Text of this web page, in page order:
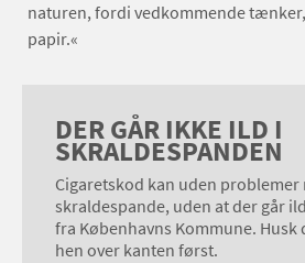
naturen, fordi vedkommende
papir.«
DER GÅR IKKE ILD I
SKRALDESPANDEN
Cigaretskod kan uden problemer
skraldespande, uden at der går
fra Københavns Kommune. Husk
hen over kanten først.